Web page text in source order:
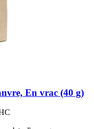
En vrac (40 g)